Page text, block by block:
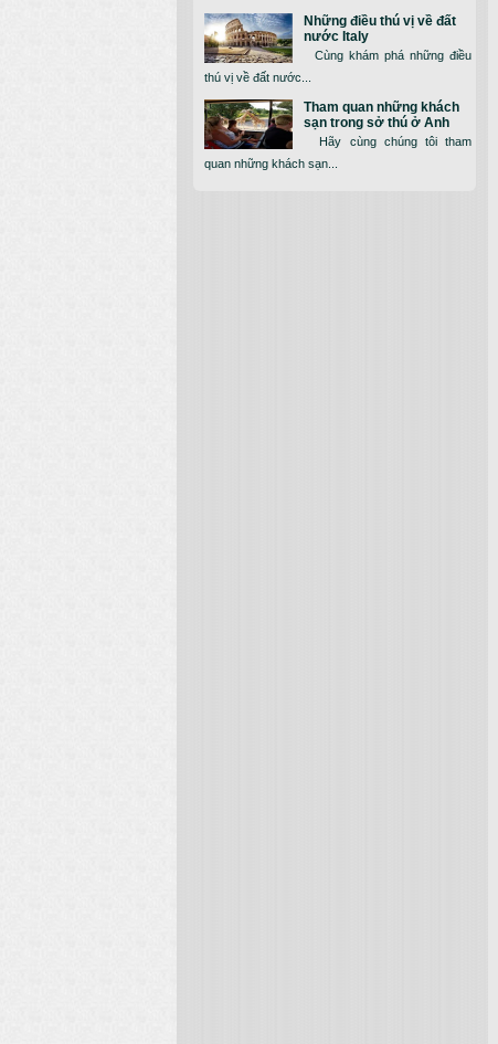
Những điều thú vị về đất
nước Italy
Cùng khám phá những điều
thú vị về đất nước...
Tham quan những khách
sạn trong sở thú ở Anh
Hãy cùng chúng tôi tham
quan những khách sạn...